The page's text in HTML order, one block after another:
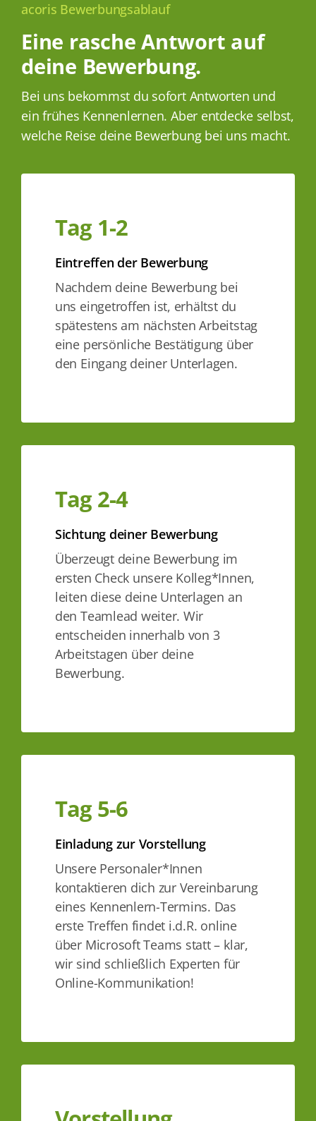
acoris Bewerbungsablauf
Eine rasche Antwort auf
deine Bewerbung.
Bei uns bekommst du sofort Antworten und
ein frühes Kennenlernen. Aber entdecke selbst,
welche Reise deine Bewerbung bei uns macht.
Tag 1-2
Eintreffen der Bewerbung
Nachdem deine Bewerbung bei
uns eingetroffen ist, erhältst du
spätestens am nächsten Arbeitstag
eine persönliche Bestätigung über
den Eingang deiner Unterlagen.
Tag 2-4
Sichtung deiner Bewerbung
Überzeugt deine Bewerbung im
ersten Check unsere Kolleg*Innen,
leiten diese deine Unterlagen an
den Teamlead weiter. Wir
entscheiden innerhalb von 3
Arbeitstagen über deine
Bewerbung.
Tag 5-6
Einladung zur Vorstellung
Unsere Personaler*Innen
kontaktieren dich zur Vereinbarung
eines Kennenlern-Termins. Das
erste Treffen findet i.d.R. online
über Microsoft Teams statt – klar,
wir sind schließlich Experten für
Online-Kommunikation!